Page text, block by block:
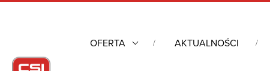
OFERTA AKTUALNOŚCI